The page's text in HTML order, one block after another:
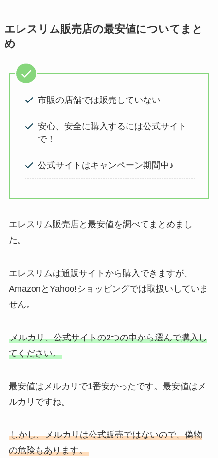
エレスリム販売店の最安値についてまと
め
市販の店舗では販売していない
安心、安全に購入するには公式サイト
で！
公式サイトはキャンペーン期間中♪
エレスリム販売店と最安値を調べてまとめまし
た。
エレスリムは通販サイトから購入できますが、
AmazonとYahoo!ショッピングでは取扱いしていま
せん。
メルカリ、公式サイトの2つの中から選んで購入し
てください。
最安値はメルカリで1番安かったです。最安値はメ
ルカリですね。
しかし、メルカリは公式販売ではないので、偽物
の危険もあります。